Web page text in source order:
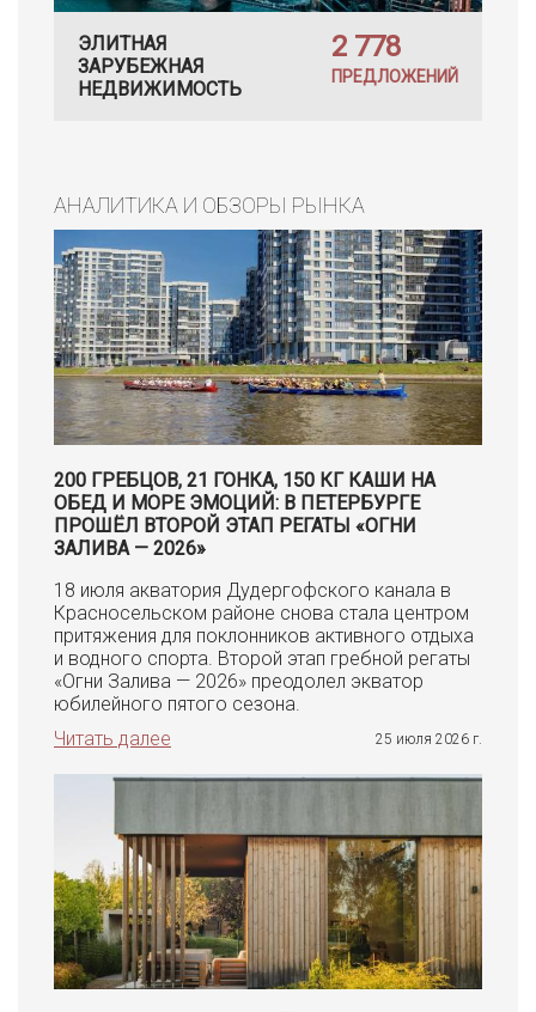
ЭЛИТНАЯ
ЗАРУБЕЖНАЯ
НЕДВИЖИМОСТЬ
2 778
ПРЕДЛОЖЕНИЙ
АНАЛИТИКА И ОБЗОРЫ РЫНКА
200 ГРЕБЦОВ, 21 ГОНКА, 150 КГ КАШИ НА
ОБЕД И МОРЕ ЭМОЦИЙ: В ПЕТЕРБУРГЕ
ПРОШЁЛ ВТОРОЙ ЭТАП РЕГАТЫ «ОГНИ
ЗАЛИВА — 2026»
18 июля акватория Дудергофского канала в
Красносельском районе снова стала центром
притяжения для поклонников активного отдыха
и водного спорта. Второй этап гребной регаты
«Огни Залива — 2026» преодолел экватор
юбилейного пятого сезона.
Читать далее
25 июля 2026 г.